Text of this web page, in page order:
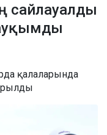
сайлауалды
қалаларында